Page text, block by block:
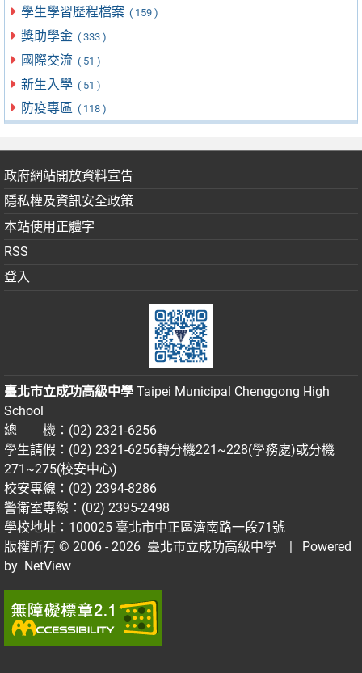
學生學習歷程檔案 ( 159 )
獎助學金 ( 333 )
國際交流 ( 51 )
新生入學 ( 51 )
防疫專區 ( 118 )
政府網站開放資料宣告
隱私權及資訊安全政策
本站使用正體字
RSS
登入
臺北市立成功高級中學 Taipei Municipal Chenggong High
School
總 機：(02) 2321-6256
學生請假：(02) 2321-6256轉分機221~228(學務處)或分機
271~275(校安中心)
校安專線：(02) 2394-8286
警衛室專線：(02) 2395-2498
學校地址：100025 臺北市中正區濟南路一段71號
版權所有 © 2006 - 2026 臺北市立成功高級中學
| Powered
by NetView